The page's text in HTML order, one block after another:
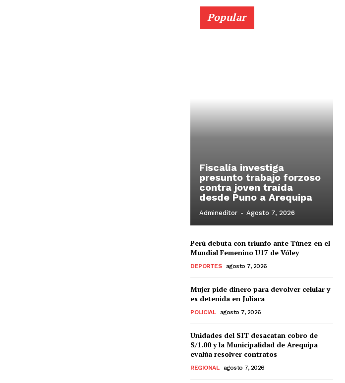
Popular
Fiscalía investiga
presunto trabajo forzoso
contra joven traída
desde Puno a Arequipa
Admineditor - Agosto 7, 2026
Perú debuta con triunfo ante Túnez en el
Mundial Femenino U17 de Vóley
DEPORTES agosto 7, 2026
Mujer pide dinero para devolver celular y
es detenida en Juliaca
POLICIAL agosto 7, 2026
Unidades del SIT desacatan cobro de
S/1.00 y la Municipalidad de Arequipa
evalúa resolver contratos
REGIONAL agosto 7, 2026